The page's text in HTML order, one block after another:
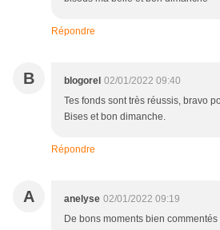
Répondre
B blogorel 02/01/2022 09:40
Tes fonds sont très réussis, bravo
Bises et bon dimanche.
Répondre
A anelyse 02/01/2022 09:19
De bons moments bien commentés